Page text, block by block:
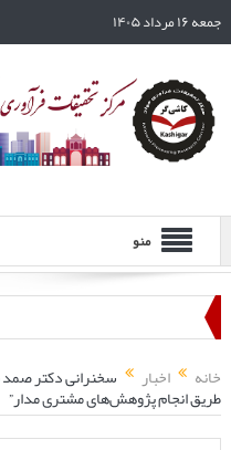
جمعه ۱۶ مرداد ۱۴۰۵
منو
خانه اخبار
طریق انجام پژوهش‌های مشتری مدار”